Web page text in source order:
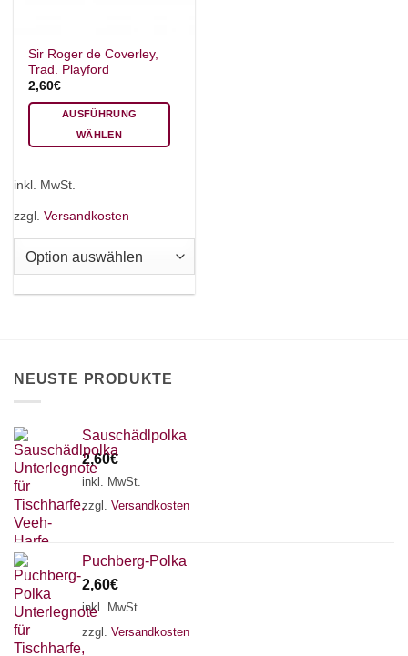
Sir Roger de Coverley,
Trad. Playford
2,60€
AUSFÜHRUNG
WÄHLEN
mehrere
auf.
gewählt
werden
inkl. MwSt.
zzgl. Versandkosten
NEUSTE PRODUKTE
Sauschädlpolka
2,60€
inkl. MwSt.
zzgl. Versandkosten
Puchberg-Polka
2,60€
inkl. MwSt.
zzgl. Versandkosten
Chat Support